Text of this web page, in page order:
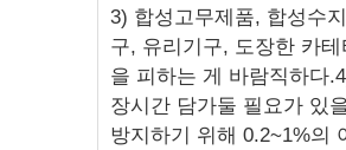
3) 합성고무제품, 합성수
구, 유리기구, 도장한 카
을 피하는 게 바람직하다
장시간 담가둘 필요가 있
방지하기 위해 0.2~1%의